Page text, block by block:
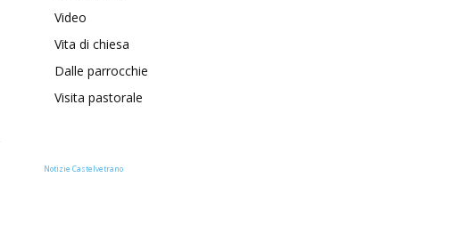
Video
Vita di chiesa
Dalle parrocchie
Visita pastorale
Notizie Castelvetrano